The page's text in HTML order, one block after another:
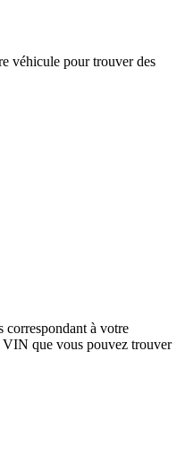
véhicule pour trouver des
correspondant à votre
VIN que vous pouvez trouver